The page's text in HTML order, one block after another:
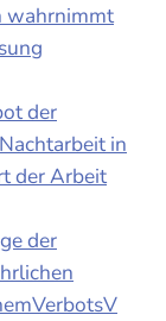
wahrnimmt
der
in
der Arbeit
der